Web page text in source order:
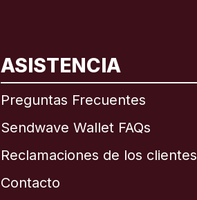
ASISTENCIA
Preguntas Frecuentes
Sendwave Wallet FAQs
Reclamaciones de los clientes
Contacto